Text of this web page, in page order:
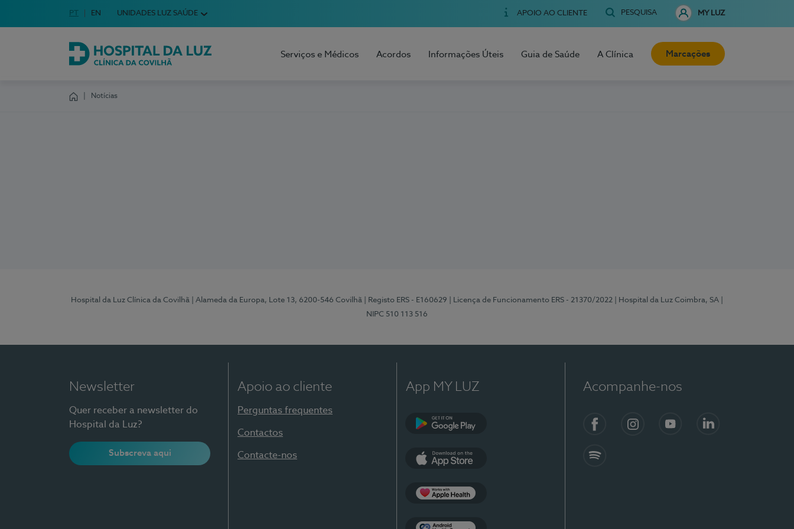
Escolha o seu idioma
Idioma em Português
PT English Language
EN UNIDADES LUZ SAÚDE APOIO AO CLIENTE PESQUISA MY LUZ
Hospital da Luz Clínica da Covilhã
Serviços e Médicos Acordos Informações Úteis Guia de Saúde A Clínica Marcações
Notícias
Hospital da Luz Clínica da Covilhã | Alameda da Europa, Lote 13, 6200-546 Covilhã | Registo ERS - E160629 | Licença de Funcionamento ERS - 21370/2022 | Hospital da Luz Coimbra, SA
NIPC 510 113 516
Newsletter
Quer receber a newsletter do
Hospital da Luz?
Subscreva aqui
Apoio ao cliente
Perguntas frequentes
Contactos
Contacte-nos
App MY LUZ Acompanhe-nos